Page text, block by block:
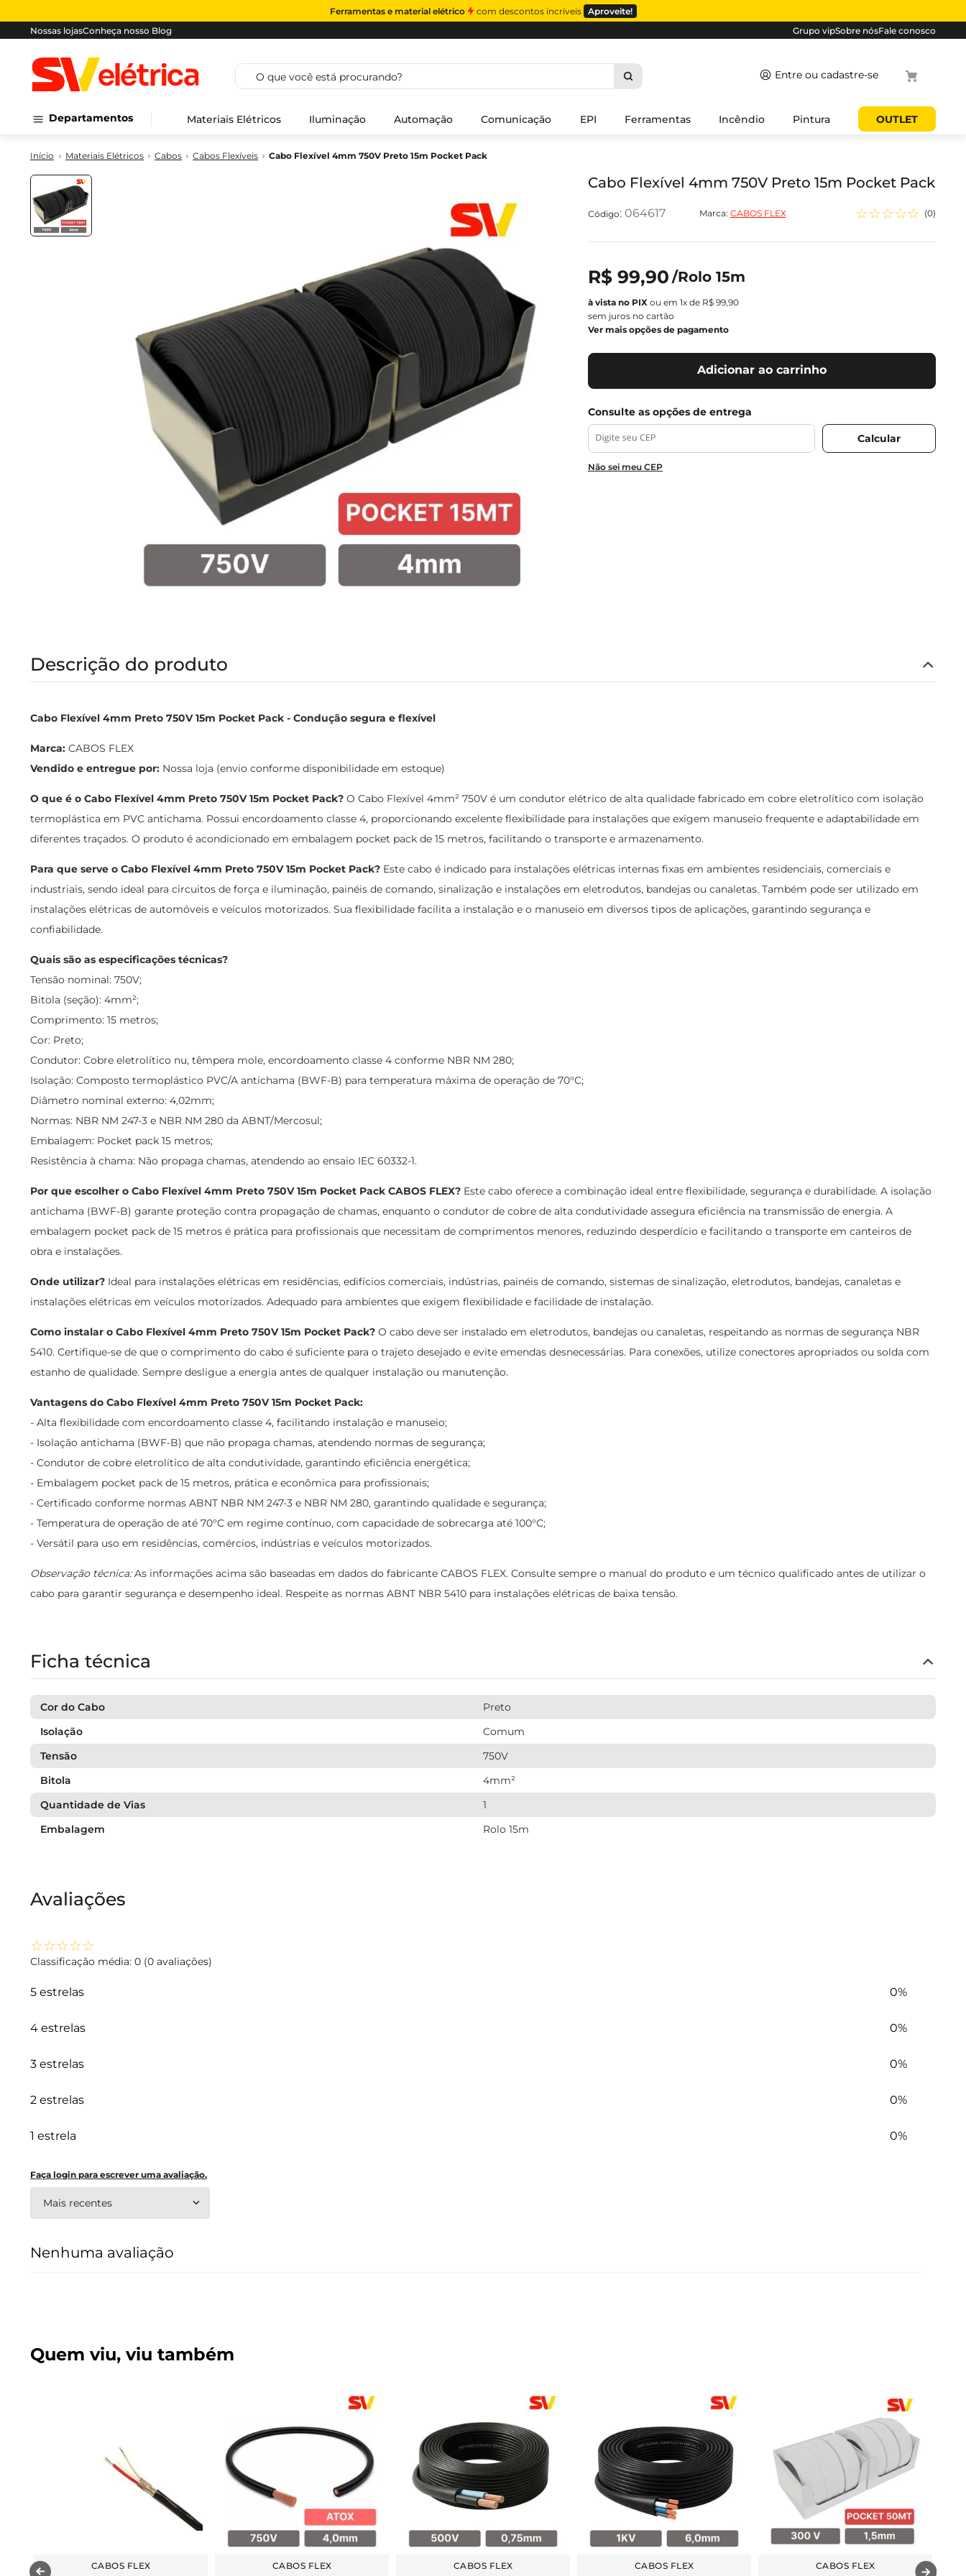
Ferramentas e material elétrico com descontos incríveis Aproveite!
Nossas lojasConheça nosso Blog Grupo vipSobre nósFale conosco
O que você está procurando?
Departamentos Materiais Elétricos Iluminação Automação Comunicação EPI Ferramentas Incêndio Pintura OUTLET
Materiais Elétricos Cabos Cabos Flexíveis Cabo Flexível 4mm 750V Preto 15m Pocket Pack
Cabo Flexível 4mm 750V Preto 15m Pocket Pack
: 064617 Marca: CABOS FLEX ☆☆☆☆☆ (0)
R$ 99,90 /Rolo 15m
ou em 1x de R$ 99,90
sem juros no cartão
Ver mais opções de pagamento
Adicionar ao carrinho
Não sei meu CEP
Descrição do produto
Cabo Flexível 4mm Preto 750V 15m Pocket Pack - Condução segura e flexível
Marca: CABOS FLEX
Vendido e entregue por: Nossa loja (envio conforme disponibilidade em estoque)
O que é o Cabo Flexível 4mm Preto 750V 15m Pocket Pack? O Cabo Flexível 4mm² 750V é um condutor elétrico de alta qualidade fabricado em cobre eletrolítico com isolação
termoplástica em PVC antichama. Possui encordoamento classe 4, proporcionando excelente flexibilidade para instalações que exigem manuseio frequente e adaptabilidade em
diferentes traçados. O produto é acondicionado em embalagem pocket pack de 15 metros, facilitando o transporte e armazenamento.
Para que serve o Cabo Flexível 4mm Preto 750V 15m Pocket Pack? Este cabo é indicado para instalações elétricas internas fixas em ambientes residenciais, comerciais e
industriais, sendo ideal para circuitos de força e iluminação, painéis de comando, sinalização e instalações em eletrodutos, bandejas ou canaletas. Também pode ser utilizado em
instalações elétricas de automóveis e veículos motorizados. Sua flexibilidade facilita a instalação e o manuseio em diversos tipos de aplicações, garantindo segurança e
confiabilidade.
Quais são as especificações técnicas?
Tensão nominal: 750V;
Bitola (seção): 4mm²;
Comprimento: 15 metros;
Cor: Preto;
Condutor: Cobre eletrolítico nu, têmpera mole, encordoamento classe 4 conforme NBR NM 280;
Isolação: Composto termoplástico PVC/A antichama (BWF-B) para temperatura máxima de operação de 70°C;
Diâmetro nominal externo: 4,02mm;
Normas: NBR NM 247-3 e NBR NM 280 da ABNT/Mercosul;
Embalagem: Pocket pack 15 metros;
Resistência à chama: Não propaga chamas, atendendo ao ensaio IEC 60332-1.
Por que escolher o Cabo Flexível 4mm Preto 750V 15m Pocket Pack CABOS FLEX? Este cabo oferece a combinação ideal entre flexibilidade, segurança e durabilidade. A isolação
antichama (BWF-B) garante proteção contra propagação de chamas, enquanto o condutor de cobre de alta condutividade assegura eficiência na transmissão de energia. A
embalagem pocket pack de 15 metros é prática para profissionais que necessitam de comprimentos menores, reduzindo desperdício e facilitando o transporte em canteiros de
obra e instalações.
Onde utilizar? Ideal para instalações elétricas em residências, edifícios comerciais, indústrias, painéis de comando, sistemas de sinalização, eletrodutos, bandejas, canaletas e
instalações elétricas em veículos motorizados. Adequado para ambientes que exigem flexibilidade e facilidade de instalação.
Como instalar o Cabo Flexível 4mm Preto 750V 15m Pocket Pack? O cabo deve ser instalado em eletrodutos, bandejas ou canaletas, respeitando as normas de segurança NBR
5410. Certifique-se de que o comprimento do cabo é suficiente para o trajeto desejado e evite emendas desnecessárias. Para conexões, utilize conectores apropriados ou solda com
estanho de qualidade. Sempre desligue a energia antes de qualquer instalação ou manutenção.
Vantagens do Cabo Flexível 4mm Preto 750V 15m Pocket Pack:
- Alta flexibilidade com encordoamento classe 4, facilitando instalação e manuseio;
- Isolação antichama (BWF-B) que não propaga chamas, atendendo normas de segurança;
- Condutor de cobre eletrolítico de alta condutividade, garantindo eficiência energética;
- Embalagem pocket pack de 15 metros, prática e econômica para profissionais;
- Certificado conforme normas ABNT NBR NM 247-3 e NBR NM 280, garantindo qualidade e segurança;
- Temperatura de operação de até 70°C em regime contínuo, com capacidade de sobrecarga até 100°C;
- Versátil para uso em residências, comércios, indústrias e veículos motorizados.
Observação técnica:As informações acima são baseadas em dados do fabricante CABOS FLEX. Consulte sempre o manual do produto e um técnico qualificado antes de utilizar o
cabo para garantir segurança e desempenho ideal. Respeite as normas ABNT NBR 5410 para instalações elétricas de baixa tensão.
Ficha técnica
Cor do Cabo
Preto
Isolação
Comum
Tensão
750V
Bitola
4mm²
Quantidade de Vias
1
Embalagem
Rolo 15m
Avaliações
☆☆☆☆☆
Classificação média: 0 (0 avaliações)
5 estrelas 0%
4 estrelas 0%
3 estrelas 0%
2 estrelas 0%
1 estrela 0%
Faça login para escrever uma avaliação.
Mais recentes
Nenhuma avaliação
Quem viu, viu também
CABOS FLEX CABOS FLEX CABOS FLEX CABOS FLEX CABOS FLEX
1º
cabo
4º cabo pp
5
4